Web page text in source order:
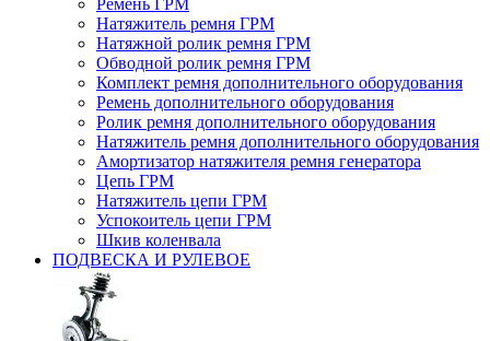
Ремень ГРМ
Натяжитель ремня ГРМ
Натяжной ролик ремня ГРМ
Обводной ролик ремня ГРМ
Комплект ремня дополнительного оборудования
Ремень дополнительного оборудования
Ролик ремня дополнительного оборудования
Натяжитель ремня дополнительного оборудования
Амортизатор натяжителя ремня генератора
Цепь ГРМ
Натяжитель цепи ГРМ
Успокоитель цепи ГРМ
Шкив коленвала
ПОДВЕСКА И РУЛЕВОЕ